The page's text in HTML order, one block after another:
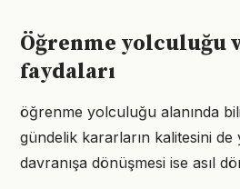
Öğrenme yolculuğu
faydaları
öğrenme yolculuğu alanında
gündelik kararların kalitesini
davranışa dönüşmesi ise asıl